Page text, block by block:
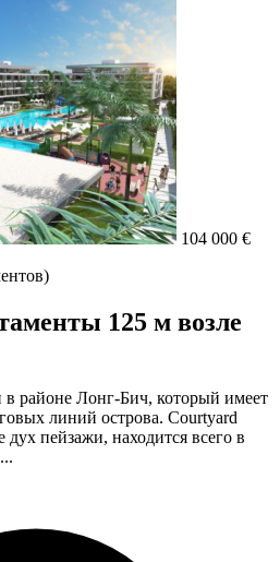
104 000 €
125 м возле
районе Лонг-Бич, который имеет
линий острова. Courtyard
пейзажи, находится всего в